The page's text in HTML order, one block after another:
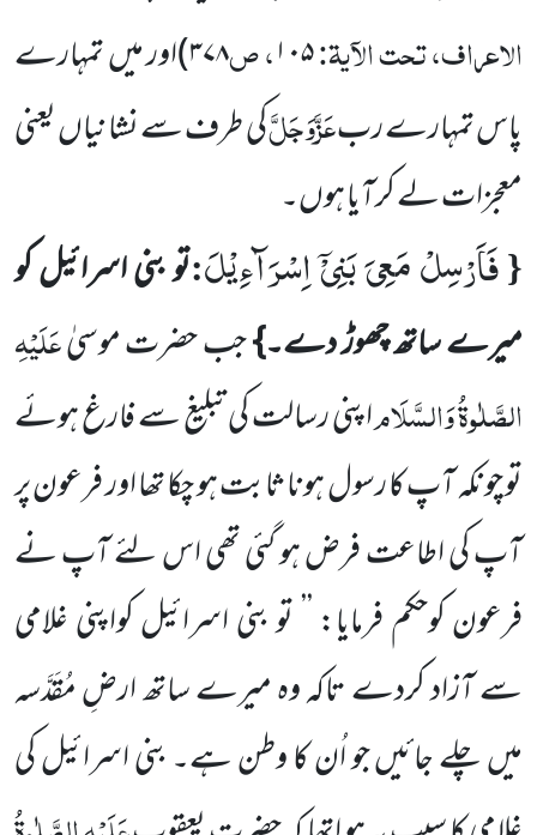
الاعراف، تحت الآیۃ:۱۰۵، ص۳۷۸)اور میں تمہارے
پاس تمہارے ربعَزَّوَجَلَّکی طرف سے نشانیاںیعنی
معجزات لے کرآیا ہوں۔
{فَاَرْسِلْ مَعِیَ بَنِیْۤ اِسْرَآءِیْلَ:تو بنی اسرائیل کو
میرے ساتھ چھوڑ دے۔}جب حضرت موسیٰعَلَیْہِ
الصَّلٰوۃُ وَالسَّلَاماپنیرسالت کی تبلیغ سے فارغ ہوئے
تو چونکہ آپ کا رسول ہونا ثابت ہو چکا تھا اور فرعون پر
آپ کی اطاعت فرض ہو گئی تھی اسلئے آپ نے
فرعون کوحکم فرمایا: ’’ تو بنی اسرائیل کواپنی غلامی
سے آزاد کردے تاکہ وہ میرے ساتھ ارضِ مُقَدَّسہ
میں چلے جائیںجو اُن کا وطن ہے۔ بنی اسرائیل کی